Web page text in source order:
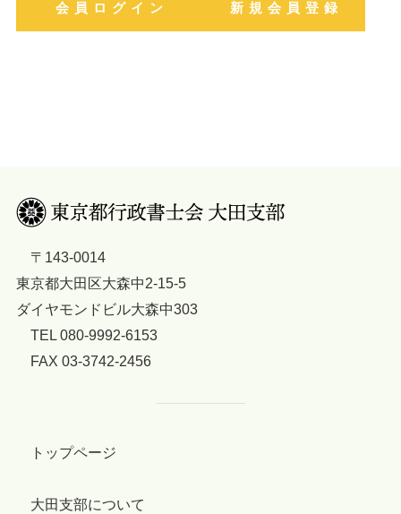
会 員 ロ グ イ ン 新 規 会 員 登 録
〒143-0014
東京都大田区大森中2-15-5
ダイヤモンドビル大森中303
TEL 080-9992-6153
FAX 03-3742-2456
トップページ
大田支部について